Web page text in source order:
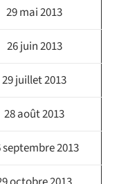
29 mai 2013
26 juin 2013
29 juillet 2013
28 août 2013
septembre 2013